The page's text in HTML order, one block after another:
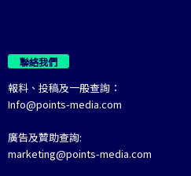
聯絡我們
報料、投稿及一般查詢：
Info@points-media.com
廣告及贊助查詢:
marketing@points-media.com